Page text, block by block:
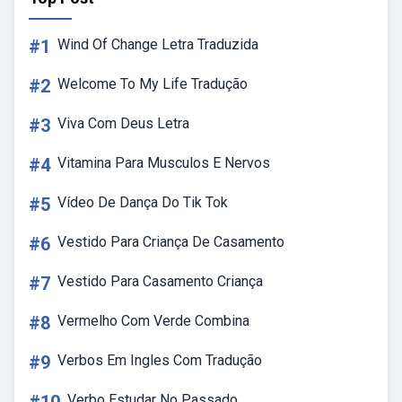
#1 Wind Of Change Letra Traduzida
#2 Welcome To My Life Tradução
#3 Viva Com Deus Letra
#4 Vitamina Para Musculos E Nervos
#5 Vídeo De Dança Do Tik Tok
#6 Vestido Para Criança De Casamento
#7 Vestido Para Casamento Criança
#8 Vermelho Com Verde Combina
#9 Verbos Em Ingles Com Tradução